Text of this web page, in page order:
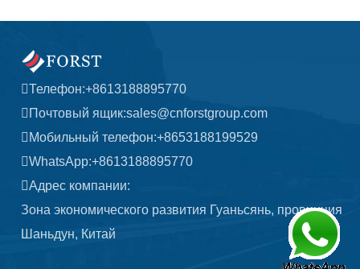
Телефон:+8613188895770
Почтовый ящик:sales@cnforstgroup.com
Мобильный телефон:+8653188199529
WhatsApp:+8613188895770
Адрес компании:
Зона экономического развития Гуаньсянь, провинция
Шаньдун, Китай